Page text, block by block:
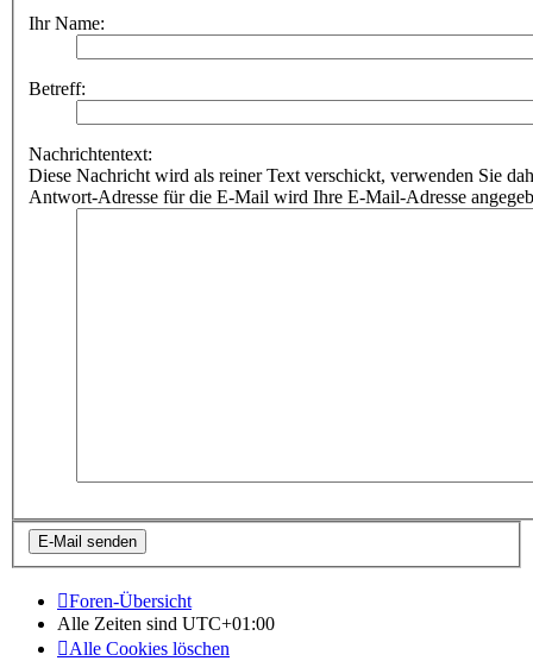
Ihr Name:
Betreff:
Nachrichtentext:
Diese Nachricht wird als reiner Text verschickt, verwenden Sie
Antwort-Adresse für die E-Mail wird Ihre E-Mail-Adresse
Foren-Übersicht
Alle Zeiten sind UTC+01:00
Alle Cookies löschen